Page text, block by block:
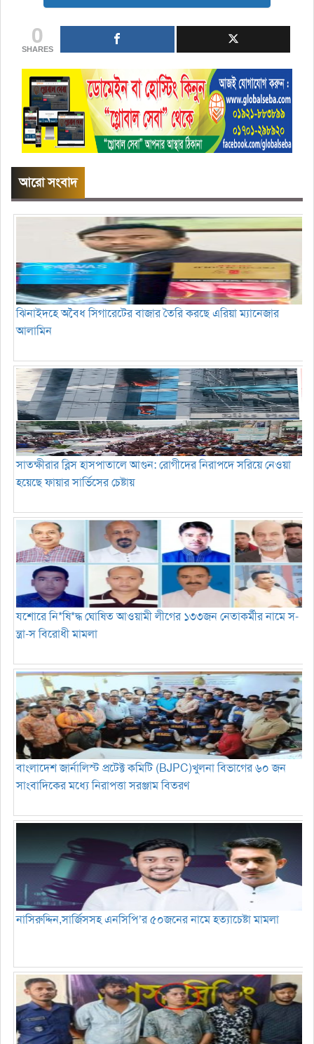
0
SHARES
আরো সংবাদ
ঝিনাইদহে অবৈধ সিগারেটের বাজার তৈরি করছে এরিয়া ম্যানেজার
আলামিন
সাতক্ষীরার ব্লিস হাসপাতালে আগুন: রোগীদের নিরাপদে সরিয়ে নেওয়া
হয়েছে ফায়ার সার্ভিসের চেষ্টায়
যশোরে নি*ষি*দ্ধ ঘোষিত আওয়ামী লীগের ১৩৩জন নেতাকর্মীর নামে স-
ন্ত্রা-স বিরোধী মামলা
বাংলাদেশ জার্নালিস্ট প্রটেক্ট কমিটি (BJPC)খুলনা বিভাগের ৬০ জন
সাংবাদিকের মধ্যে নিরাপত্তা সরঞ্জাম বিতরণ
নাসিরুদ্দিন,সার্জিসসহ এনসিপি’র ৫০জনের নামে হত্যাচেষ্টা মামলা